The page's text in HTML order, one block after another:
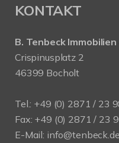
KONTAKT
B. Tenbeck
Crispinusplatz 2
46399 Bocholt
Tel.: +49 (0) 2871 / 23
Fax: +49 (0) 2871 / 23
E-Mail: info@tenbeck.de